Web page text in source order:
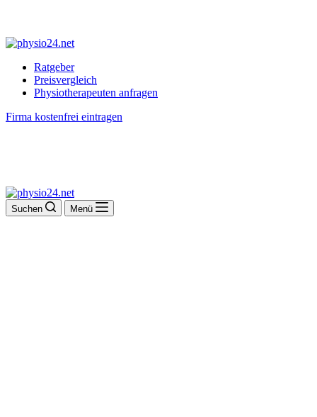
Ratgeber
Preisvergleich
Physiotherapeuten anfragen
Firma kostenfrei eintragen
Suchen Menü